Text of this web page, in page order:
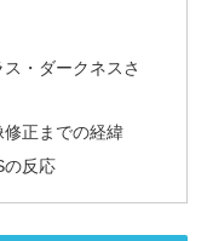
・ダークネスさ
正までの経緯
の反応